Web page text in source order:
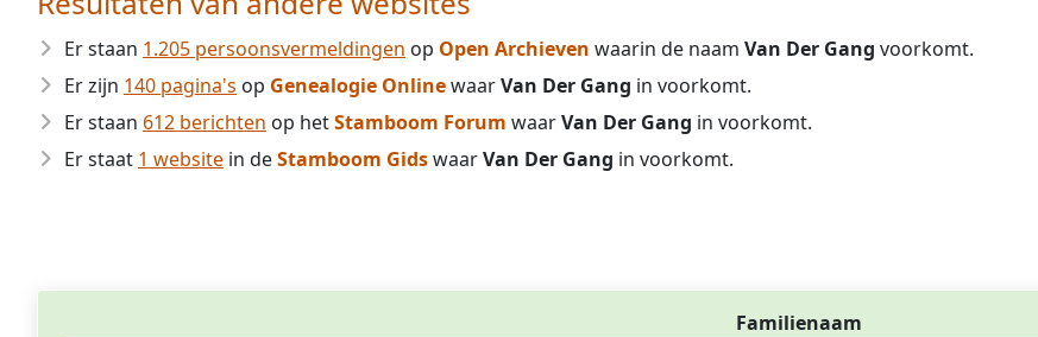
Er staan 1.205 persoonsvermeldingen op Open Archieven waarin de naam Van Der Gang voorkomt.
Er zijn 140 pagina's op Genealogie OnlinewaarVan Der Gang in voorkomt.
Er staan 612 berichten op hetStamboom Forum waarVan Der Gang in voorkomt.
Er staat 1 website in deStamboom GidswaarVan Der Gang in voorkomt.
Familienaam